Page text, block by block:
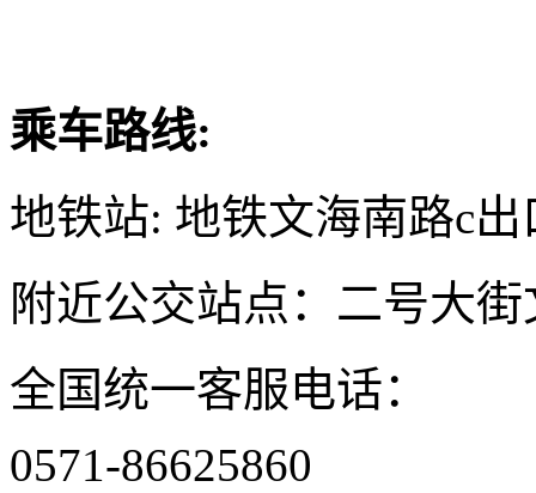
乘车路线:
地铁站: 地铁文海南路c出
附近公交站点：二号大
全国统一客服电话：
0571-86625860